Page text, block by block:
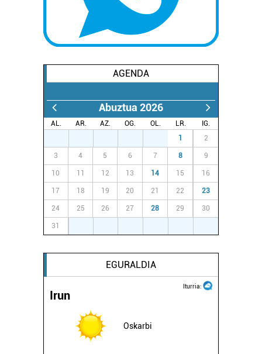
AGENDA
Abuztua 2026
AL. AR. AZ. OG. OL. LR.
IG.
1 2
3 4 5 6 7 8 9
10 11 12 13 14 15 16
17 18 19 20 21 22 23
24 25 26 27 28 29 30
31
EGURALDIA
Iturria:
Irun
Oskarbi